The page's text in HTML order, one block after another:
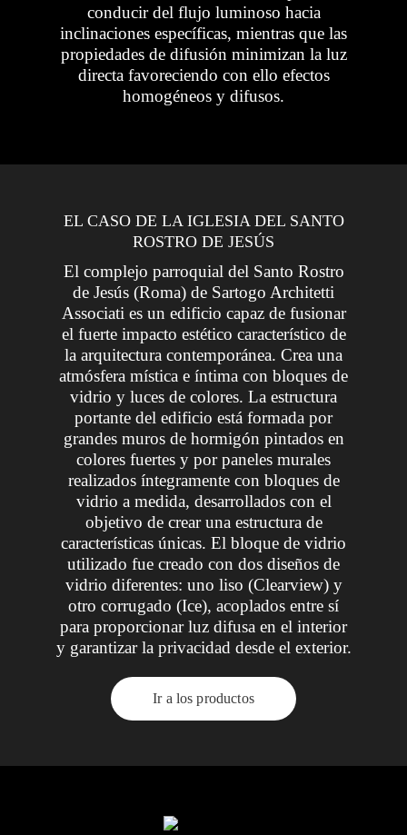
conducir del flujo luminoso hacia
inclinaciones específicas, mientras que las
propiedades de difusión minimizan la luz
directa favoreciendo con ello efectos
homogéneos y difusos.
EL CASO DE LA IGLESIA DEL SANTO
ROSTRO DE JESÚS
El complejo parroquial del Santo Rostro
de Jesús (Roma) de Sartogo Architetti
Associati es un edificio capaz de fusionar
el fuerte impacto estético característico de
la arquitectura contemporánea. Crea una
atmósfera mística e íntima con bloques de
vidrio y luces de colores. La estructura
portante del edificio está formada por
grandes muros de hormigón pintados en
colores fuertes y por paneles murales
realizados íntegramente con bloques de
vidrio a medida, desarrollados con el
objetivo de crear una estructura de
características únicas. El bloque de vidrio
utilizado fue creado con dos diseños de
vidrio diferentes: uno liso (Clearview) y
otro corrugado (Ice), acoplados entre sí
para proporcionar luz difusa en el interior
y garantizar la privacidad desde el exterior.
Ir a los productos